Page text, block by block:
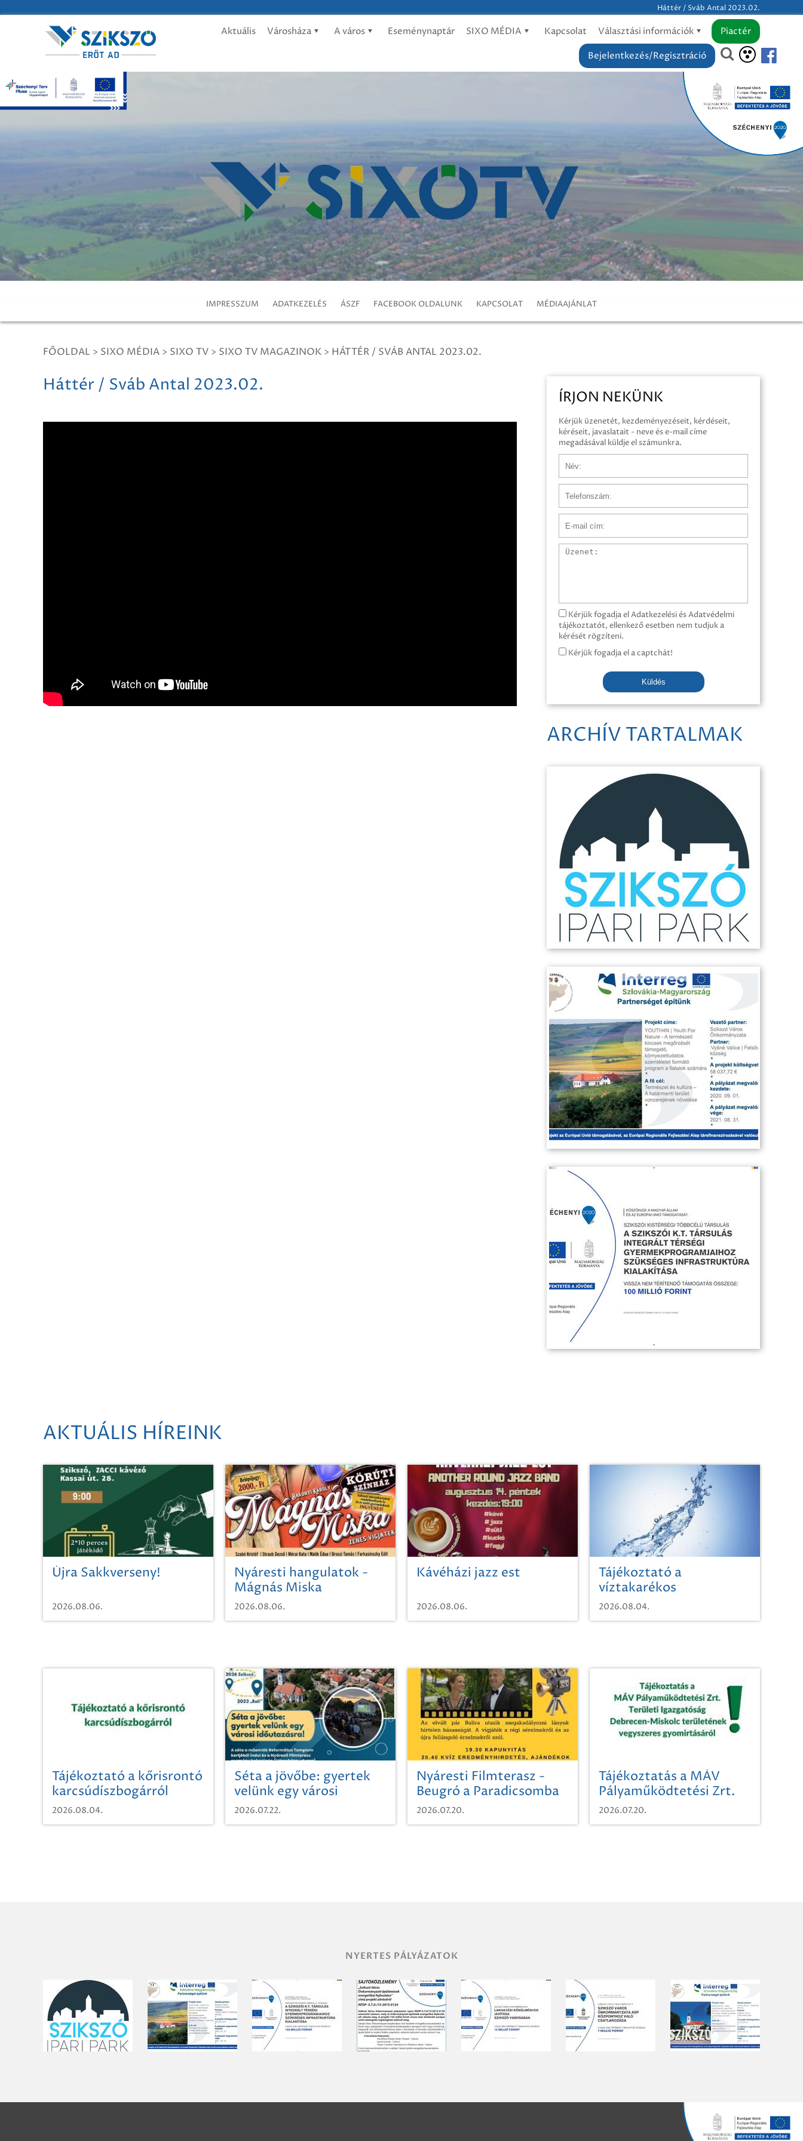
Háttér / Sváb Antal 2023.02.
Aktuális Városháza A város Eseménynaptár SIXO MÉDIA Kapcsolat Választási információk
Piactér
Bejelentkezés/Regisztráció
IMPRESSZUM ADATKEZELÉS ÁSZF FACEBOOK OLDALUNK KAPCSOLAT MÉDIAAJÁNLAT
FŐOLDAL > SIXO MÉDIA > SIXO TV > SIXO TV MAGAZINOK > HÁTTÉR / SVÁB ANTAL 2023.02.
Háttér / Sváb Antal 2023.02.
ÍRJON NEKÜNK
Kérjük üzenetét, kezdeményezéseit, kérdéseit,
kéréseit, javaslatait - neve és e-mail címe
megadásával küldje el számunkra.
Üzenet
Kérjük fogadja el Adatkezelési és Adatvédelmi
tájékoztatót, ellenkező esetben nem tudjuk a
kérését rögzíteni.
Kérjük fogadja el a captchát!
Küldés
ARCHÍV TARTALMAK
AKTUÁLIS HÍREINK
Újra Sakkverseny!
2026.08.06.
Nyáresti hangulatok -
Mágnás Miska
2026.08.06.
Kávéházi jazz est
2026.08.06.
Tájékoztató a
víztakarékos
vízhasználatról
2026.08.04.
Tájékoztató a kőrisrontó
karcsúdíszbogárról
2026.08.04.
Séta a jövőbe: gyertek
velünk egy városi
időutazásra!
2026.07.22.
Nyáresti Filmterasz -
Beugró a Paradicsomba
2026.07.20.
Tájékoztatás a MÁV
Pályaműködtetési Zrt.
Területi Igazgatóság
Debrecen-Miskolc
2026.07.20.
NYERTES PÁLYÁZATOK